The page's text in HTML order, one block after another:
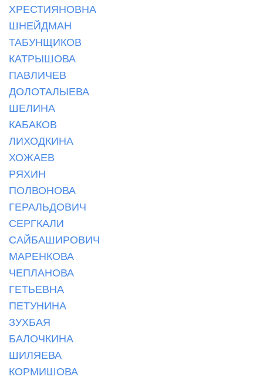
ХРЕСТИЯНОВНА
ШНЕЙДМАН
ТАБУНЩИКОВ
КАТРЫШОВА
ПАВЛИЧЕВ
ДОЛОТАЛЫЕВА
ШЕЛИНА
КАБАКОВ
ЛИХОДКИНА
ХОЖАЕВ
РЯХИН
ПОЛВОНОВА
ГЕРАЛЬДОВИЧ
СЕРГКАЛИ
САЙБАШИРОВИЧ
МАРЕНКОВА
ЧЕПЛАНОВА
ГЕТЬЕВНА
ПЕТУНИНА
ЗУХБАЯ
БАЛОЧКИНА
ШИЛЯЕВА
КОРМИШОВА